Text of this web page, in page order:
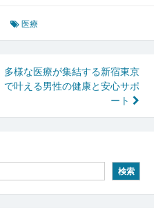
医療
多様な医療が集結する新宿東京
で叶える男性の健康と安心サポ
ート
検索